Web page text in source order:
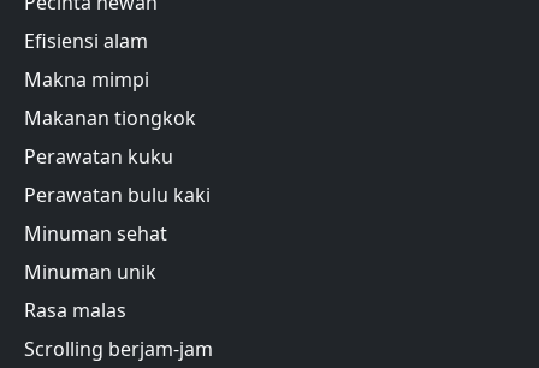
Efisiensi alam
Makna mimpi
Makanan tiongkok
Perawatan kuku
Perawatan bulu kaki
Minuman sehat
Minuman unik
Rasa malas
Scrolling berjam-jam